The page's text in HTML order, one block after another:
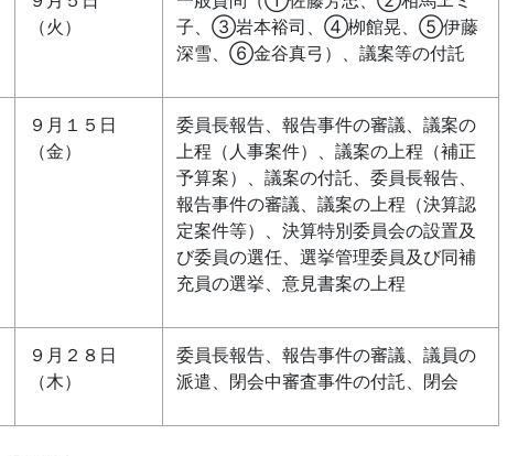
（火）
子、③岩本裕司、④栁館晃、⑤伊藤
深雪、⑥金谷真弓）、議案等の付託
９月１５日
（金）
委員長報告、報告事件の審議、議案の
上程（人事案件）、議案の上程（補正
予算案）、議案の付託、委員長報告、
報告事件の審議、議案の上程（決算認
定案件等）、決算特別委員会の設置及
び委員の選任、選挙管理委員及び同補
充員の選挙、意見書案の上程
９月２８日
（木）
委員長報告、報告事件の審議、議員の
派遣、閉会中審査事件の付託、閉会